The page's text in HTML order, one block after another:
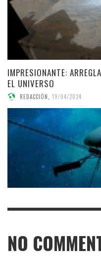
IMPRESIONANTE:
EL UNIVERSO
REDACCIÓN 19/04/2024
NO